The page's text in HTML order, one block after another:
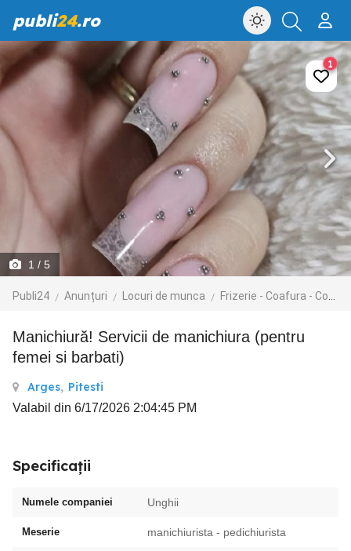
publi24.ro
1 / 5
Publi24 Anunțuri Locuri de munca Frizerie - Coafura - Cosmetica
1
Manichiură! Servicii de manichiura (pentru
femei si barbati)
Arges, Pitesti
Valabil din 6/17/2026 2:04:45 PM
Specificații
Numele companiei Unghii
Meserie manichiurista - pedichiurista